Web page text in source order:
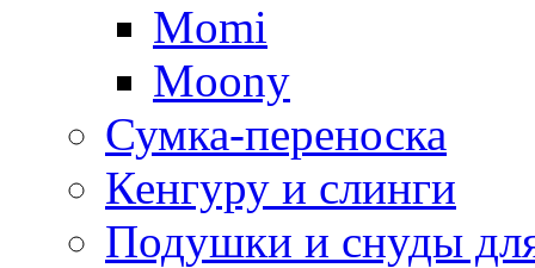
Momi
Moony
Сумка-переноска
Кенгуру и слинги
Подушки и снуды